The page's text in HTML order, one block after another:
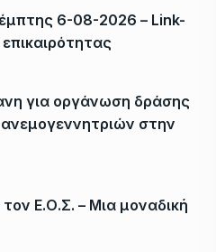
6-08-2026 – Link-
για οργάνωση δράσης
στην
Ε.Ο.Σ. – Μια μοναδική